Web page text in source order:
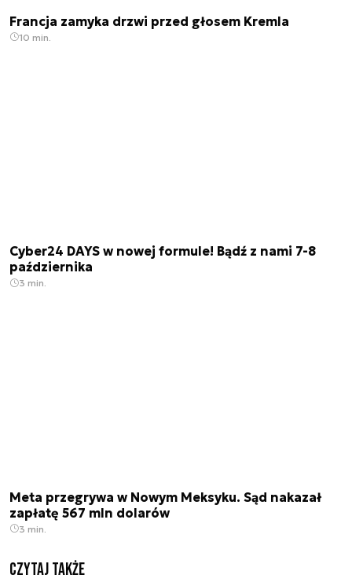
Francja zamyka drzwi przed głosem Kremla
10 min.
Cyber24 DAYS w nowej formule! Bądź z nami 7-8
października
3 min.
Meta przegrywa w Nowym Meksyku. Sąd nakazał
zapłatę 567 mln dolarów
3 min.
Czytaj także